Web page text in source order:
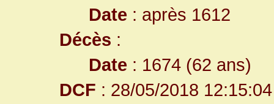
Date : après 1612
Décès :
Date : 1674 (62 ans)
DCF : 28/05/2018 12:15:04